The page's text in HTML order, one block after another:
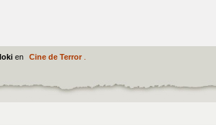
en Cine de Terror.